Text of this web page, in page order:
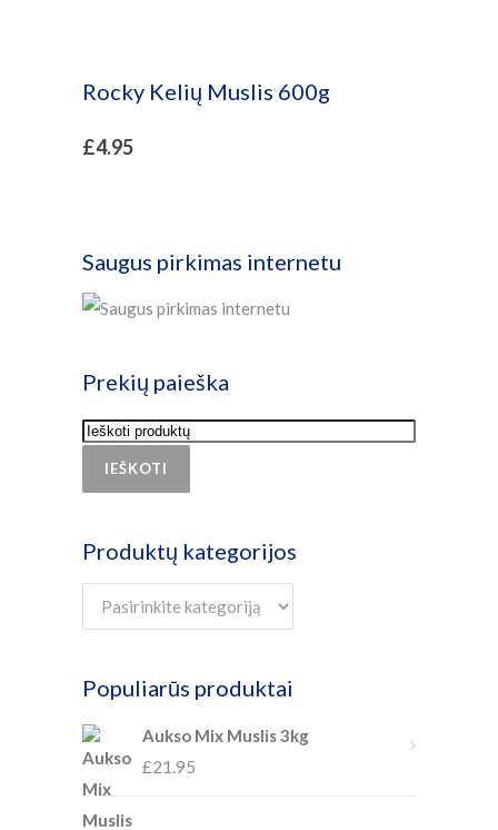
Rocky Kelių Muslis 600g
£4.95
Saugus pirkimas internetu
Prekių paieška
IEŠKOTI
Produktų kategorijos
Populiarūs produktai
Aukso Mix Muslis 3kg
£21.95